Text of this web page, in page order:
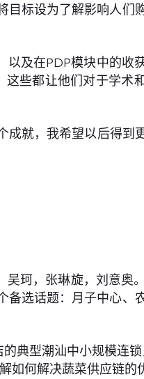
目标设为了解影响人们
以及在PDP模块中的收
些都让他们对于学术
成就，我希望以后得到
珂，张琳旋，刘意奥
备选话题：月子中心、
典型潮汕中小规模连
如何解决蔬菜供应链的